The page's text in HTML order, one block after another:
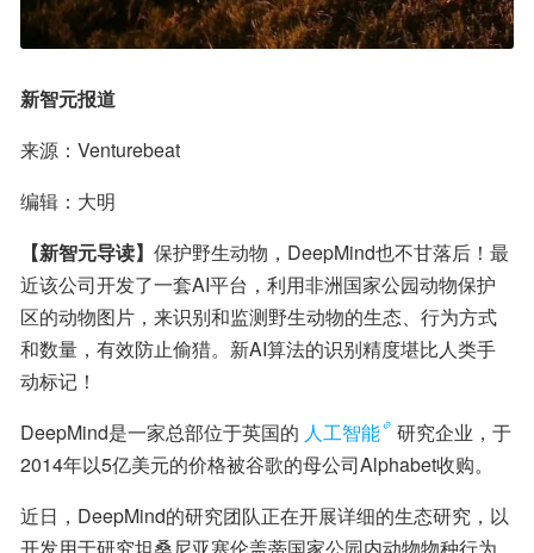
新智元报道
来源：Venturebeat
编辑：大明
【新智元导读】 保护野生动物，DeepMind也不甘落后！最
近该公司开发了一套AI平台，利用非洲国家公园动物保护
区的动物图片，来识别和监测野生动物的生态、行为方式
和数量，有效防止偷猎。新AI算法的识别精度堪比人类手
动标记！
DeepMind是一家总部位于英国的 人工智能
研究企业，于
2014年以5亿美元的价格被谷歌的母公司Alphabet收购。
近日，DeepMind的研究团队正在开展详细的生态研究，以
开发用于研究坦桑尼亚塞伦盖蒂国家公园内动物物种行为